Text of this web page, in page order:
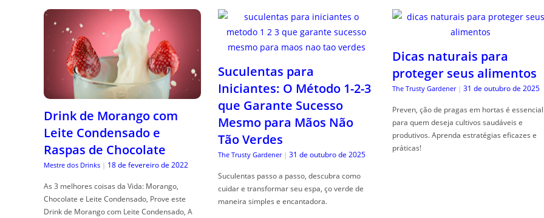
Drink de Morango com
Leite Condensado e
Raspas de Chocolate
Mestre dos Drinks | 18 de fevereiro de 2022
As 3 melhores coisas da Vida: Morango,
Chocolate e Leite Condensado, Prove este
Drink de Morango com Leite Condensado, A
Suculentas para
Iniciantes: O Método 1-2-3
que Garante Sucesso
Mesmo para Mãos Não
Tão Verdes
The Trusty Gardener | 31 de outubro de 2025
Suculentas passo a passo, descubra como
cuidar e transformar seu espa, ço verde de
maneira simples e encantadora.
Dicas naturais para
proteger seus alimentos
The Trusty Gardener | 31 de outubro de 2025
Preven, ção de pragas em hortas é essencial
para quem deseja cultivos saudáveis e
produtivos. Aprenda estratégias eficazes e
práticas!